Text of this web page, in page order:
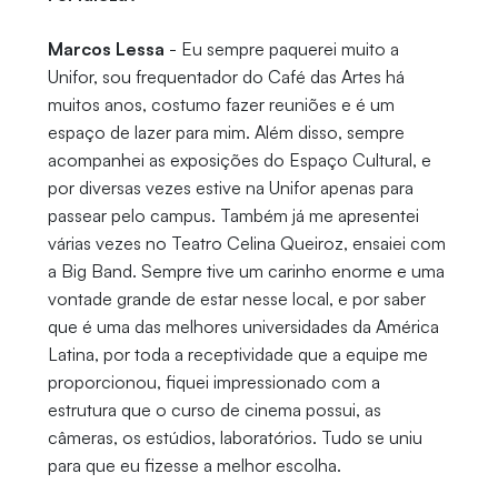
Marcos Lessa - Eu sempre paquerei muito a
Unifor, sou frequentador do Café das Artes há
muitos anos, costumo fazer reuniões e é um
espaço de lazer para mim. Além disso, sempre
acompanhei as exposições do Espaço Cultural, e
por diversas vezes estive na Unifor apenas para
passear pelo campus. Também já me apresentei
várias vezes no Teatro Celina Queiroz, ensaiei com
a Big Band. Sempre tive um carinho enorme e uma
vontade grande de estar nesse local, e por saber
que é uma das melhores universidades da América
Latina, por toda a receptividade que a equipe me
proporcionou, fiquei impressionado com a
estrutura que o curso de cinema possui, as
câmeras, os estúdios, laboratórios. Tudo se uniu
para que eu fizesse a melhor escolha.